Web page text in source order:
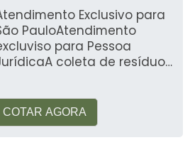
Exclusivo para
PauloAtendimento
para Pessoa
coleta de resíduo
COTAR AGORA